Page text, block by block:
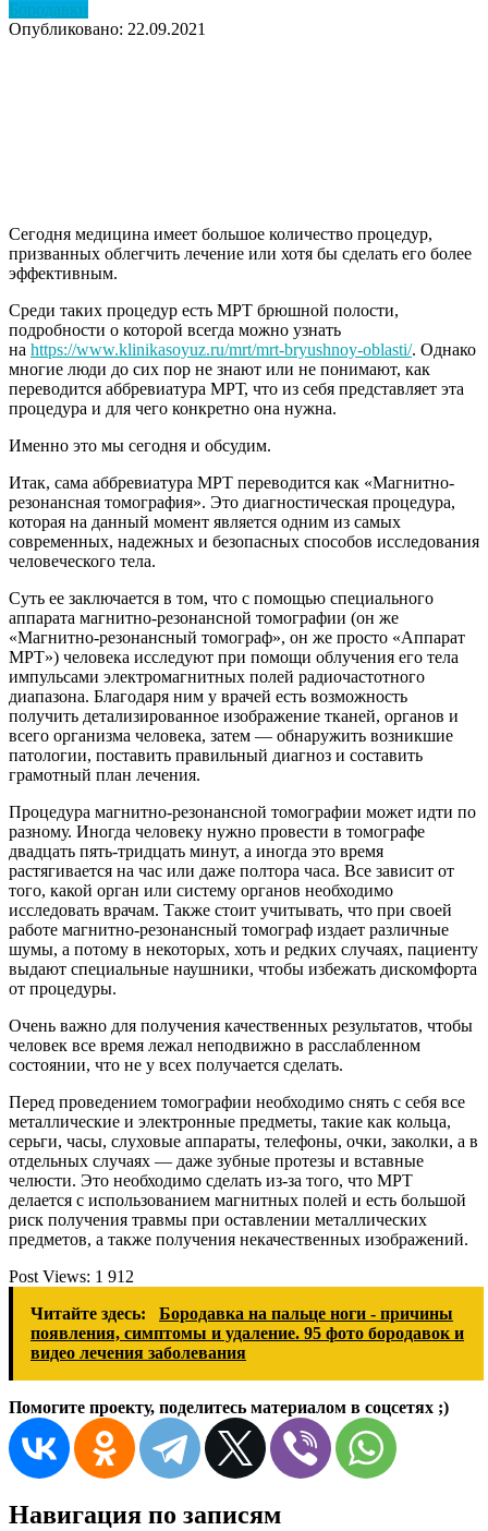
Бородавки
Опубликовано: 22.09.2021
Сегодня медицина имеет большое количество процедур,
призванных облегчить лечение или хотя бы сделать его более
эффективным.
Среди таких процедур есть МРТ брюшной полости,
подробности о которой всегда можно узнать
на https://www.klinikasoyuz.ru/mrt/mrt-bryushnoy-oblasti/. Однако
многие люди до сих пор не знают или не понимают, как
переводится аббревиатура МРТ, что из себя представляет эта
процедура и для чего конкретно она нужна.
Именно это мы сегодня и обсудим.
Итак, сама аббревиатура МРТ переводится как «Магнитно-
резонансная томография». Это диагностическая процедура,
которая на данный момент является одним из самых
современных, надежных и безопасных способов исследования
человеческого тела.
Суть ее заключается в том, что с помощью специального
аппарата магнитно-резонансной томографии (он же
«Магнитно-резонансный томограф», он же просто «Аппарат
МРТ») человека исследуют при помощи облучения его тела
импульсами электромагнитных полей радиочастотного
диапазона. Благодаря ним у врачей есть возможность
получить детализированное изображение тканей, органов и
всего организма человека, затем — обнаружить возникшие
патологии, поставить правильный диагноз и составить
грамотный план лечения.
Процедура магнитно-резонансной томографии может идти по
разному. Иногда человеку нужно провести в томографе
двадцать пять-тридцать минут, а иногда это время
растягивается на час или даже полтора часа. Все зависит от
того, какой орган или систему органов необходимо
исследовать врачам. Также стоит учитывать, что при своей
работе магнитно-резонансный томограф издает различные
шумы, а потому в некоторых, хоть и редких случаях, пациенту
выдают специальные наушники, чтобы избежать дискомфорта
от процедуры.
Очень важно для получения качественных результатов, чтобы
человек все время лежал неподвижно в расслабленном
состоянии, что не у всех получается сделать.
Перед проведением томографии необходимо снять с себя все
металлические и электронные предметы, такие как кольца,
серьги, часы, слуховые аппараты, телефоны, очки, заколки, а в
отдельных случаях — даже зубные протезы и вставные
челюсти. Это необходимо сделать из-за того, что МРТ
делается с использованием магнитных полей и есть большой
риск получения травмы при оставлении металлических
предметов, а также получения некачественных изображений.
Post Views: 1 912
Читайте здесь:
Бородавка на пальце ноги - причины
появления, симптомы и удаление. 95 фото бородавок и
видео лечения заболевания
Помогите проекту, поделитесь материалом в соцсетях ;)
Навигация по записям